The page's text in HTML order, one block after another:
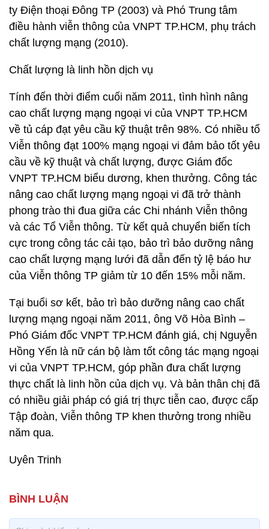
ty Điện thoại Đông TP (2003) và Phó Trung tâm
điều hành viễn thông của VNPT TP.HCM, phụ trách
chất lượng mạng (2010).
Chất lượng là linh hồn dịch vụ
Tính đến thời điểm cuối năm 2011, tình hình nâng
cao chất lượng mạng ngoại vi của VNPT TP.HCM
về tủ cáp đạt yêu cầu kỹ thuật trên 98%. Có nhiều tổ
Viễn thông đạt 100% mạng ngoại vi đảm bảo tốt yêu
cầu về kỹ thuật và chất lượng, được Giám đốc
VNPT TP.HCM biểu dương, khen thưởng. Công tác
nâng cao chất lượng mạng ngoại vi đã trở thành
phong trào thi đua giữa các Chi nhánh Viễn thông
và các Tổ Viễn thông. Từ kết quả chuyển biến tích
cực trong công tác cải tạo, bảo trì bảo dưỡng nâng
cao chất lượng mạng lưới đã dẫn đến tỷ lệ báo hư
của Viễn thông TP giảm từ 10 đến 15% mỗi năm.
Tại buổi sơ kết, bảo trì bảo dưỡng nâng cao chất
lượng mạng ngoại năm 2011, ông Võ Hòa Bình –
Phó Giám đốc VNPT TP.HCM đánh giá, chị Nguyễn
Hồng Yến là nữ cán bộ làm tốt công tác mạng ngoại
vi của VNPT TP.HCM, góp phần đưa chất lượng
thực chất là linh hồn của dịch vụ. Và bản thân chị đã
có nhiều giải pháp có giá trị thực tiễn cao, được cấp
Tập đoàn, Viễn thông TP khen thưởng trong nhiều
năm qua.
Uyên Trinh